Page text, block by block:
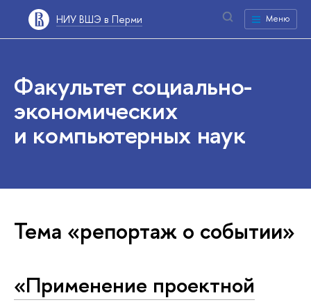
НИУ ВШЭ в Перми Меню
Факультет социально-
экономических
и компьютерных наук
Тема «репортаж о событии»
«Применение проектной